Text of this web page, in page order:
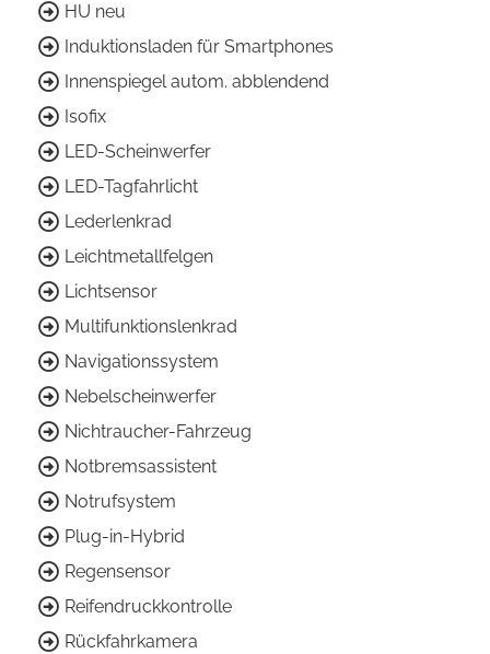
HU neu
Induktionsladen für Smartphones
Innenspiegel autom. abblendend
Isofix
LED-Scheinwerfer
LED-Tagfahrlicht
Lederlenkrad
Leichtmetallfelgen
Lichtsensor
Multifunktionslenkrad
Navigationssystem
Nebelscheinwerfer
Nichtraucher-Fahrzeug
Notbremsassistent
Notrufsystem
Plug-in-Hybrid
Regensensor
Reifendruckkontrolle
Rückfahrkamera